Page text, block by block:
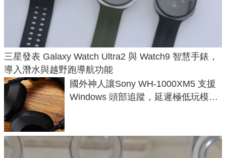
三星發表 Galaxy Watch Ultra2 與 Watch9 智慧手錶，
導入潛水與越野跑導航功能
國外神人讓Sony WH-1000XM5 支援
Windows 頭部追蹤，延遲極低玩模擬